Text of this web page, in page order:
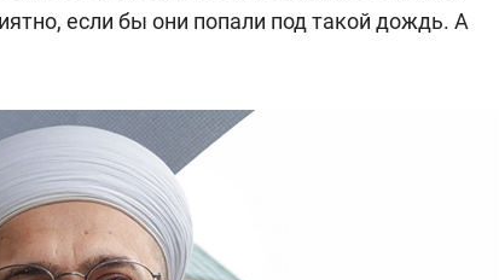
если бы они попали под такой дождь. А